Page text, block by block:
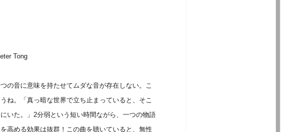
Tong
の音に意味を持たせてムダな音が存在しない。こ
ね。「真っ暗な世界で立ち止まっていると、そこ
いた。」2分弱という短い時間ながら、一つの物語
高める効果は抜群！この曲を聴いていると、無性